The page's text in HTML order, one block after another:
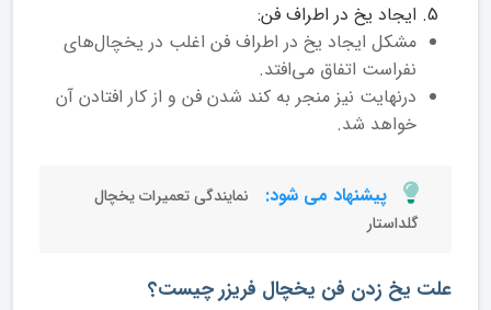
ایجاد یخ در اطراف فن:
مشکل ایجاد یخ در اطراف فن اغلب در یخچال‌های
نفراست اتفاق می‌افتد.
درنهایت نیز منجر به کند شدن فن و از کار افتادن آن
خواهد شد.
پیشنهاد می شود:
نمایندگی تعمیرات یخچال
گلداستار
علت یخ زدن فن یخچال فریزر چیست؟